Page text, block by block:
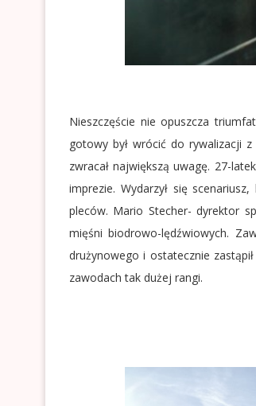
Nieszczęście nie opuszcza
gotowy był wrócić do rywalizacji
zwracał największą uwagę. 27-
imprezie. Wydarzył się
pleców. Mario Stecher- dyrektor
mięśni biodrowo-lędźwiowych.
drużynowego i ostatecznie
zawodach tak dużej rangi.